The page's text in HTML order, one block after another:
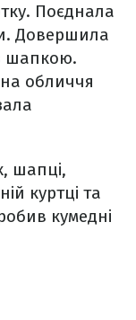
Поєднала
Довершила
шапкою.
обличчя
шапці,
куртці та
кумедні